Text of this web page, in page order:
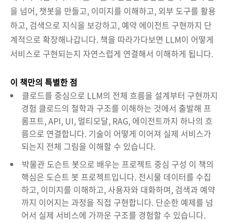
을 넘어, 챗봇을 만들고, 이미지를 이해하고, 외부 도구를 활용
하고, 검색으로 지식을 보강하고, 예약 에이전트 구현까지 단
계적으로 확장해나갑니다. 책을 따라가다보면 LLM이 어떻게
서비스로 구현되는지 자연스럽게 연결해서 이해하게 됩니다.
이 책만의 특별한 점
클로드를 중심으로 LLM의 전체 흐름을 설계부터 구현까지
경험 클로드의 철학과 구조를 이해하는 것에서 출발해 프
롬프트, API, UI, 멀티모달, RAG, 에이전트까지 하나의 흐
름으로 연결합니다. 기술이 어떻게 이어져 실제 서비스가
되는지 전체 그림을 이해할 수 있습니다.
박물관 도슨트 봇으로 배우는 프로젝트 중심 구성 이 책의
핵심은 도슨트 봇 프로젝트입니다. 전시물 데이터를 수집
하고, 이미지를 이해하고, 사용자와 대화하며, 검색과 예약
까지 이어지는 과정을 직접 구현합니다. 단순한 예제를 넘
어서 실제 서비스에 가까운 구조를 경험할 수 있습니다.